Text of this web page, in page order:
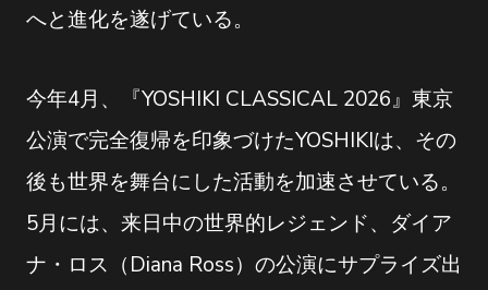
へと進化を遂げている。
今年4月、『YOSHIKI CLASSICAL 2026』東京
公演で完全復帰を印象づけたYOSHIKIは、その
後も世界を舞台にした活動を加速させている。
5月には、来日中の世界的レジェンド、ダイア
ナ・ロス（Diana Ross）の公演にサプライズ出